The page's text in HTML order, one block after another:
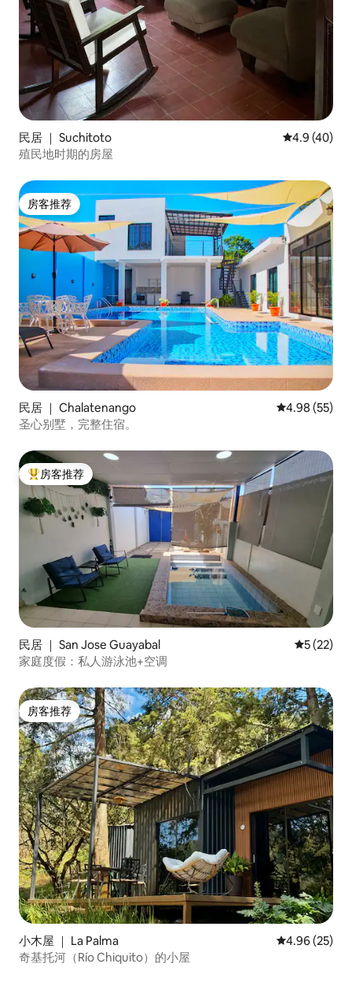
民居 ｜ Suchitoto 平均评分
4.9 (40)
殖民地时期的房屋
房客推荐
房客推荐
民居 ｜ Chalatenango 平均评分
4.98 (55)
圣心别墅，完整住宿。
热门「房客推荐」
房客推荐
民居 ｜ San Jose Guayabal 平均评分
5 (22)
家庭度假：私人游泳池+空调
房客推荐
房客推荐
小木屋 ｜ La Palma 平均评分
4.96 (25)
奇基托河（Río Chiquito）的小屋